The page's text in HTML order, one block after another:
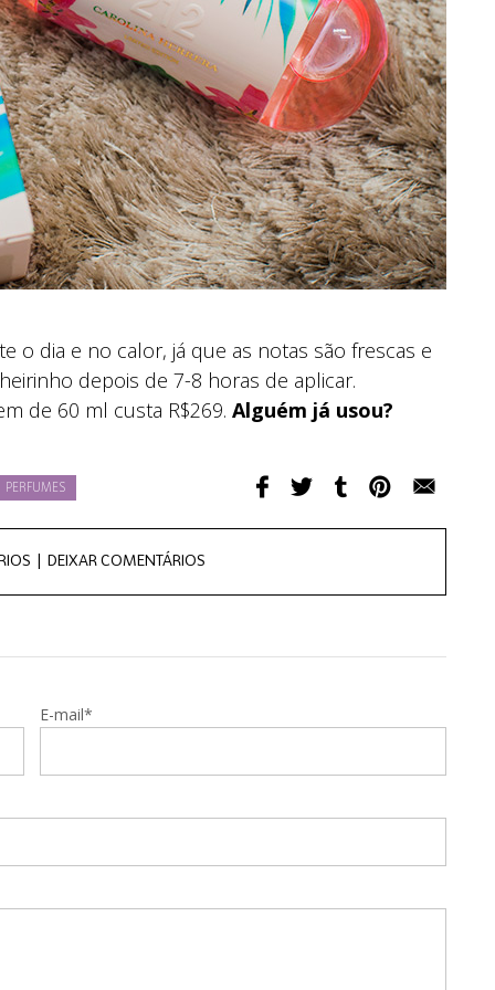
o dia e no calor, já que as notas são frescas e
depois de 7-8 horas de aplicar.
de 60 ml custa R$269. Alguém já usou?
PERFUMES
| DEIXAR COMENTÁRIOS
E-mail*